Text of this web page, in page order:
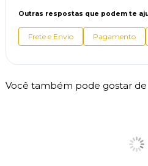
Outras respostas que podem te
Frete e Envio Pagamento
Você também pode gostar de